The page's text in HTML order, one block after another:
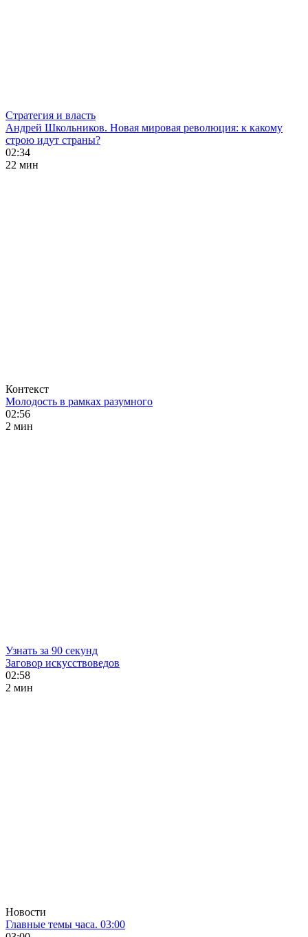
Стратегия и власть
Андрей Школьников. Новая мировая революция: к какому
строю идут страны?
02:34
22 мин
Контекст
Молодость в рамках разумного
02:56
2 мин
Узнать за 90 секунд
Заговор искусствоведов
02:58
2 мин
Новости
Главные темы часа. 03:00